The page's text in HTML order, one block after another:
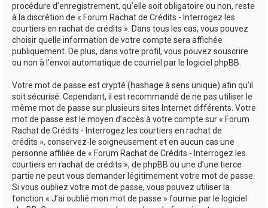
procédure d’enregistrement, qu’elle soit obligatoire ou non, reste
à la discrétion de « Forum Rachat de Crédits - Interrogez les
courtiers en rachat de crédits ». Dans tous les cas, vous pouvez
choisir quelle information de votre compte sera affichée
publiquement. De plus, dans votre profil, vous pouvez souscrire
ou non à l’envoi automatique de courriel par le logiciel phpBB.
Votre mot de passe est crypté (hashage à sens unique) afin qu’il
soit sécurisé. Cependant, il est recommandé de ne pas utiliser le
même mot de passe sur plusieurs sites Internet différents. Votre
mot de passe est le moyen d’accès à votre compte sur « Forum
Rachat de Crédits - Interrogez les courtiers en rachat de
crédits », conservez-le soigneusement et en aucun cas une
personne affiliée de « Forum Rachat de Crédits - Interrogez les
courtiers en rachat de crédits », de phpBB ou une d’une tierce
partie ne peut vous demander légitimement votre mot de passe.
Si vous oubliez votre mot de passe, vous pouvez utiliser la
fonction « J’ai oublié mon mot de passe » fournie par le logiciel